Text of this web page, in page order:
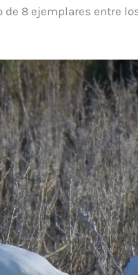
8 ejemplares entre